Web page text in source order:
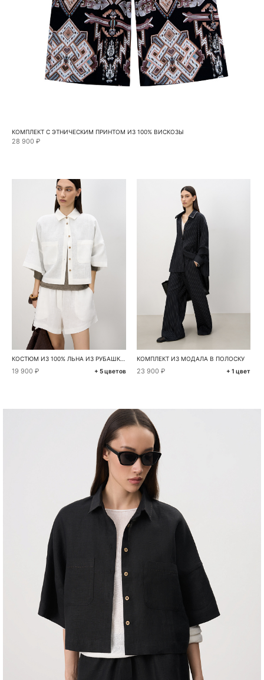
КОМПЛЕКТ С ЭТНИЧЕСКИМ ПРИНТОМ ИЗ 100% ВИСКОЗЫ
28 900 ₽
КОСТЮМ ИЗ 100% ЛЬНА ИЗ РУБАШКИ И ШОРТ
19 900 ₽ + 5 цветов
КОМПЛЕКТ ИЗ МОДАЛА В ПОЛОСКУ
23 900 ₽ + 1 цвет